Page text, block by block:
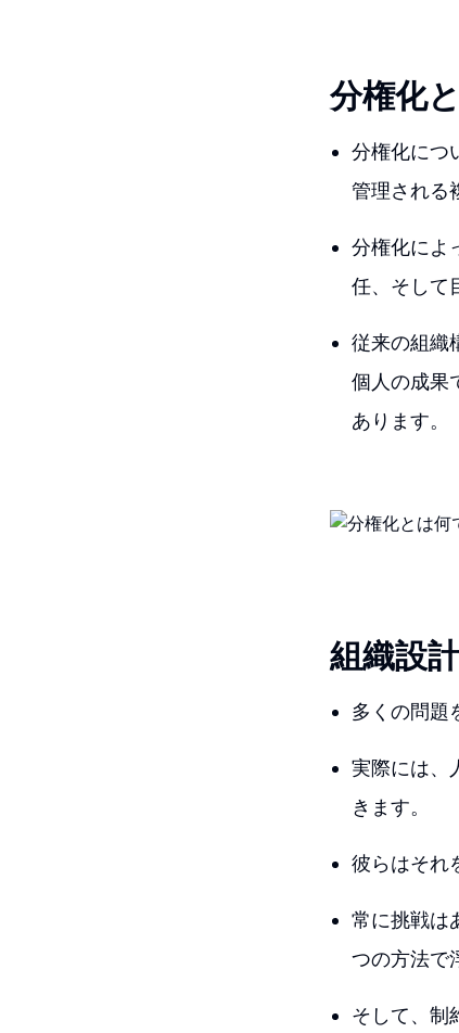
分権化
分権化につ
管理される
分権化によ
任、そして
従来の組織
個人の成果
あります。
組織設
多くの問題
実際には、
きます。
彼らはそれ
常に挑戦は
つの方法で
そして、制